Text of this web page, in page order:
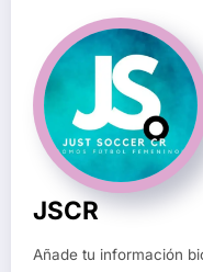
JSCR
Añade tu información